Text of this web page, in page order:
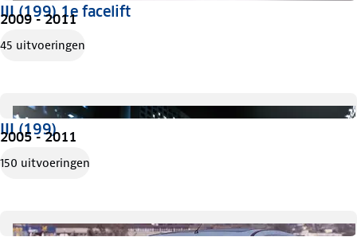
III (199) 1e facelift
2009 - 2011
45 uitvoeringen
III (199)
2005 - 2011
150 uitvoeringen